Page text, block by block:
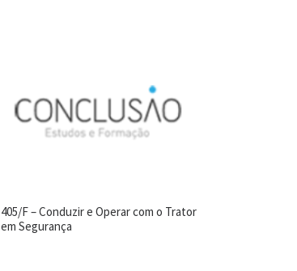
405/F – Conduzir e Operar com o Trator
em Segurança